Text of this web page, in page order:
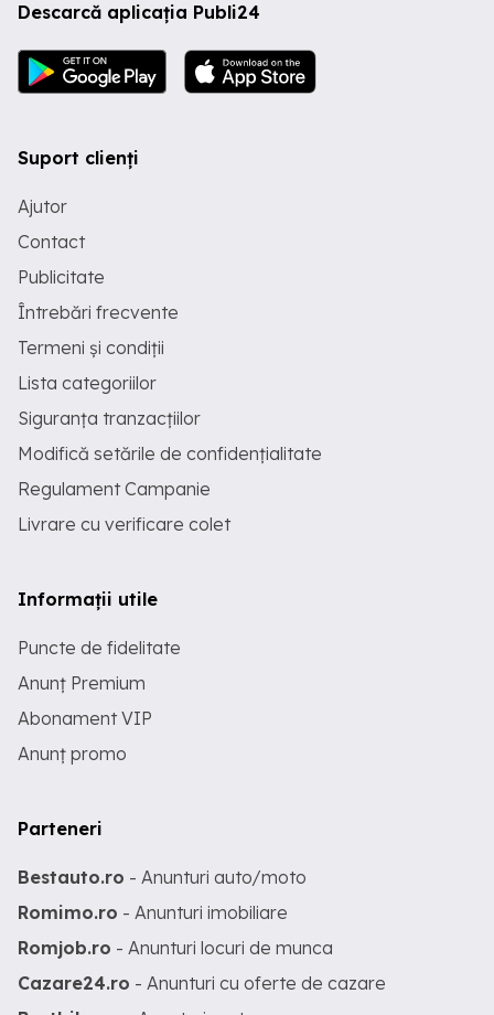
Descarcă aplicația Publi24
Suport clienți
Ajutor
Contact
Publicitate
Întrebări frecvente
Termeni și condiții
Lista categoriilor
Siguranța tranzacțiilor
Modifică setările de confidențialitate
Regulament Campanie
Livrare cu verificare colet
Informații utile
Puncte de fidelitate
Anunț Premium
Abonament VIP
Anunț promo
Parteneri
Bestauto.ro - Anunturi auto/moto
Romimo.ro - Anunturi imobiliare
Romjob.ro - Anunturi locuri de munca
Cazare24.ro - Anunturi cu oferte de cazare